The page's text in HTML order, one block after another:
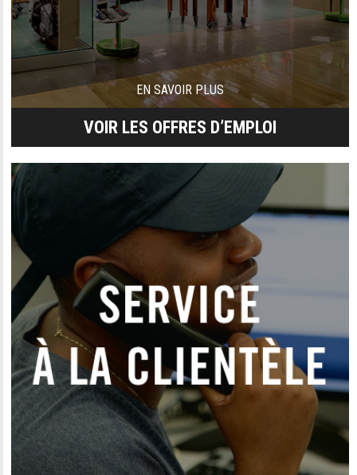
EN SAVOIR PLUS
VOIR LES OFFRES D’EMPLOI